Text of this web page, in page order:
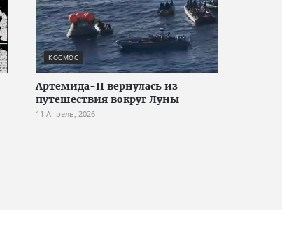
КОСМОС
Артемида-II вернулась из
путешествия вокруг Луны
11 Апрель, 2026